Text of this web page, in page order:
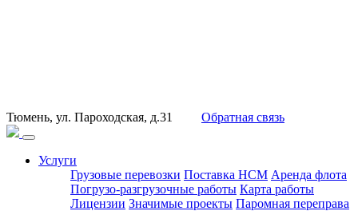
Тюмень, ул. Пароходская, д.31 Обратная связь
Услуги
Грузовые перевозки Поставка НСМ Аренда флота
Погрузо-разгрузочные работы Карта работы
Лицензии Значимые проекты Паромная переправа